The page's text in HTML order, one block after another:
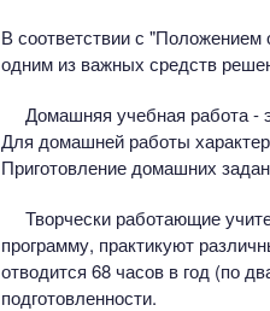
В соответствии с
одним из важных средств
Домашняя учебная работа -
Для домашней работы
Приготовление домашних
Творчески работающие
программу, практикуют
отводится 68 часов в год (по
подготовленности.